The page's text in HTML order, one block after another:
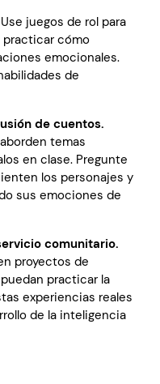
Use juegos de rol para
cómo
emocionales.
de
de cuentos.
temas
en clase. Pregunte
los personajes y
sus emociones de
comunitario.
proyectos de
practicar la
experiencias reales
de la inteligencia